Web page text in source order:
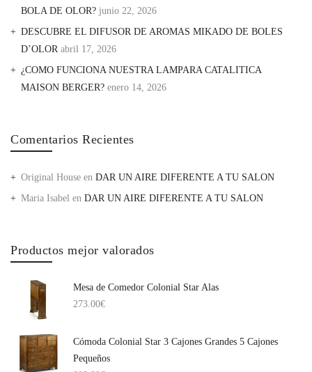
BOLA DE OLOR? junio 22, 2026
DESCUBRE EL DIFUSOR DE AROMAS MIKADO DE BOLES
D’OLOR abril 17, 2026
¿COMO FUNCIONA NUESTRA LAMPARA CATALITICA
MAISON BERGER? enero 14, 2026
Comentarios Recientes
Original House en DAR UN AIRE DIFERENTE A TU SALON
Maria Isabel en DAR UN AIRE DIFERENTE A TU SALON
Productos mejor valorados
Mesa de Comedor Colonial Star Alas
273.00€
Cómoda Colonial Star 3 Cajones Grandes 5 Cajones
Pequeños